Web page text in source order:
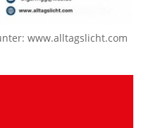
www.alltagslicht.com